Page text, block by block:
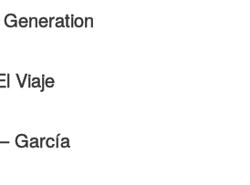
Viaje
García